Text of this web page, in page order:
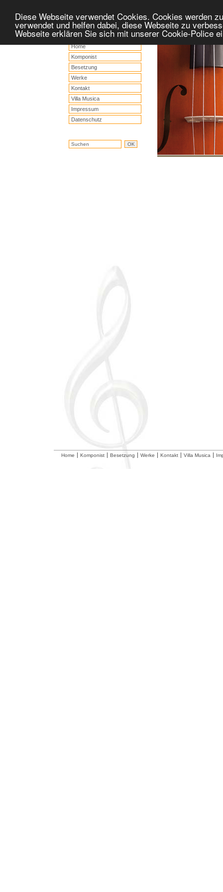
Diese Webseite verwendet Cookies. Cookies werden
verwendet und helfen dabei, diese Webseite zu
Webseite erklären Sie sich mit unserer Cookie-Police
Home
Komponist
Besetzung
Werke
Kontakt
Villa Musica
Impressum
Datenschutz
Home Komponist Besetzung Werke Kontakt Villa Musica